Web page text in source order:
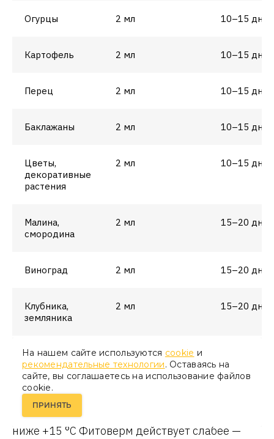
Огурцы 2 мл 10–15 дней
Картофель 2 мл 10–15 дней
Перец 2 мл 10–15 дней
Баклажаны 2 мл 10–15 дней
Цветы,
декоративные
растения
2 мл 10–15 дней
Малина,
смородина
2 мл 15–20 дней
Виноград 2 мл 15–20 дней
Клубника,
земляника
2 мл 15–20 дней
Для работы выбирайте теплый вечер, когда
солнце уже садится. В жару раствор может
испариться раньше времени, из-за чего не
успеет подействовать. А при температуре
ниже +15 °С Фитоверм действует слабее —
На нашем сайте используются cookie и
рекомендательные технологии. Оставаясь на
сайте, вы соглашаетесь на использование файлов
cookie.
ПРИНЯТЬ